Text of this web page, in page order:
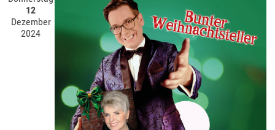
12
Dezember
2024